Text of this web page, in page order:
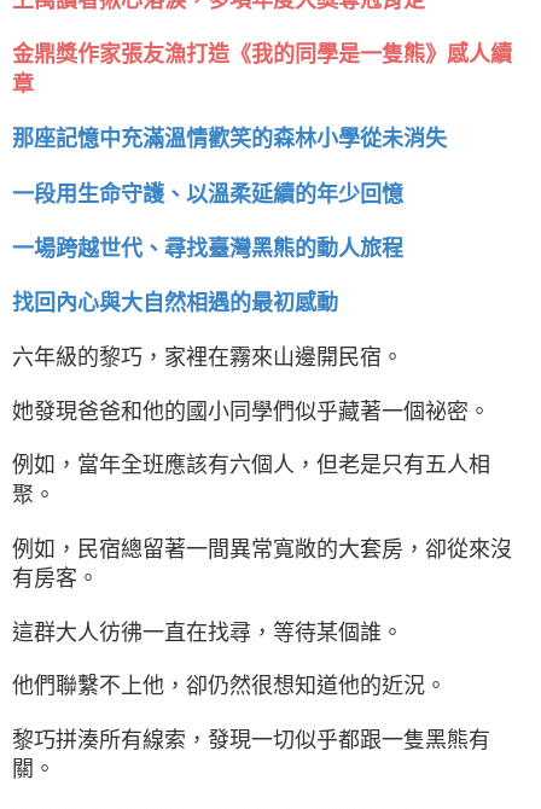
金鼎獎作家張友漁打造《我的同學是一隻熊》感人續
章
那座記憶中充滿溫情歡笑的森林小學從未消失
一段用生命守護、以溫柔延續的年少回憶
一場跨越世代、尋找臺灣黑熊的動人旅程
找回內心與大自然相遇的最初感動
六年級的黎巧，家裡在霧來山邊開民宿。
她發現爸爸和他的國小同學們似乎藏著一個祕密。
例如，當年全班應該有六個人，但老是只有五人相
聚。
例如，民宿總留著一間異常寬敞的大套房，卻從來沒
有房客。
這群大人彷彿一直在找尋，等待某個誰。
他們聯繫不上他，卻仍然很想知道他的近況。
黎巧拼湊所有線索，發現一切似乎都跟一隻黑熊有
關。